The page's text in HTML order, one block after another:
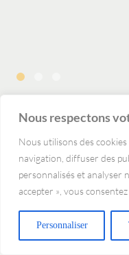
Nous respectons
Nous utilisons des
navigation, diffuser des
personnalisés et analyser
accepter », vous
Personnaliser
Standard :01 39 37
Fax : 01 39 37 17 99